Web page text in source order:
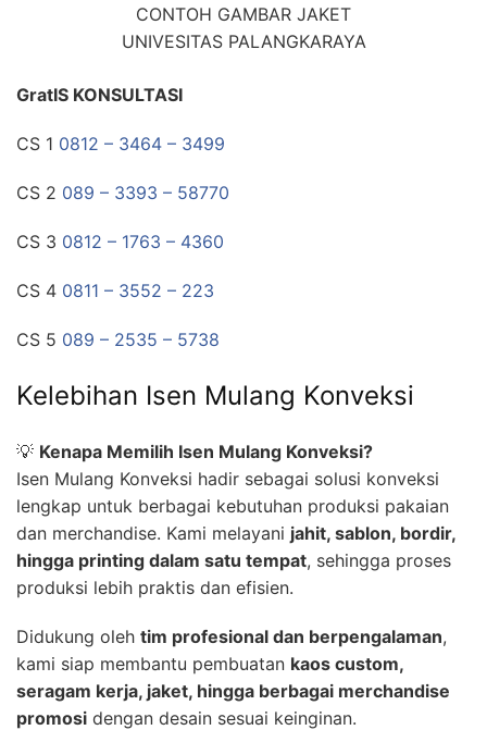
CONTOH GAMBAR JAKET
UNIVESITAS PALANGKARAYA
GratIS KONSULTASI
CS 1 0812 – 3464 – 3499
CS 2 089 – 3393 – 58770
CS 3 0812 – 1763 – 4360
CS 4 0811 – 3552 – 223
CS 5 089 – 2535 – 5738
Kelebihan Isen Mulang Konveksi
💡 Kenapa Memilih Isen Mulang Konveksi?
Isen Mulang Konveksi hadir sebagai solusi konveksi
lengkap untuk berbagai kebutuhan produksi pakaian
dan merchandise. Kami melayani jahit, sablon, bordir,
hingga printing dalam satu tempat, sehingga proses
produksi lebih praktis dan efisien.
Didukung oleh tim profesional dan berpengalaman,
kami siap membantu pembuatan kaos custom,
seragam kerja, jaket, hingga berbagai merchandise
promosi dengan desain sesuai keinginan.